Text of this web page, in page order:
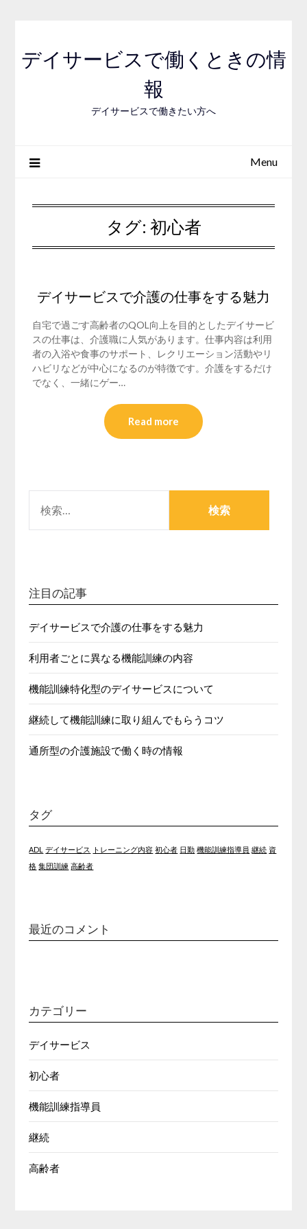
デイサービスで働くときの情
報
デイサービスで働きたい方へ
Menu
タグ: 初心者
デイサービスで介護の仕事をする魅力
自宅で過ごす高齢者のQOL向上を目的としたデイサービ
スの仕事は、介護職に人気があります。仕事内容は利用
者の入浴や食事のサポート、レクリエーション活動やリ
ハビリなどが中心になるのが特徴です。介護をするだけ
でなく、一緒にゲー…
Read more
索:
注目の記事
デイサービスで介護の仕事をする魅力
利用者ごとに異なる機能訓練の内容
機能訓練特化型のデイサービスについて
継続して機能訓練に取り組んでもらうコツ
通所型の介護施設で働く時の情報
タグ
ADL デイサービス トレーニング内容 初心者 日勤 機能訓練指導員 継続 資
格 集団訓練 高齢者
最近のコメント
カテゴリー
デイサービス
初心者
機能訓練指導員
継続
高齢者